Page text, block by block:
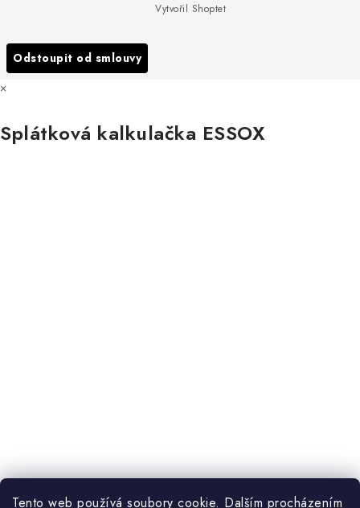
Tento web používá soubory cookie. Dalším procházením
Podmínky ochrany osobních údajů
Všechny značky
Vytvořil Shoptet
Odstoupit od smlouvy
×
Splátková kalkulačka ESSOX